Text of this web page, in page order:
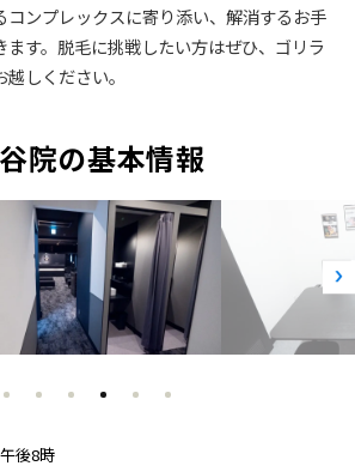
コンプレックスに寄り添い、解消するお手
す。脱毛に挑戦したい方はぜひ、ゴリラ
しください。
院の基本情報
後8時